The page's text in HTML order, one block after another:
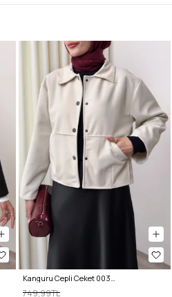
Kanguru Cepli Ceket 0034 - EKRU
749,99TL